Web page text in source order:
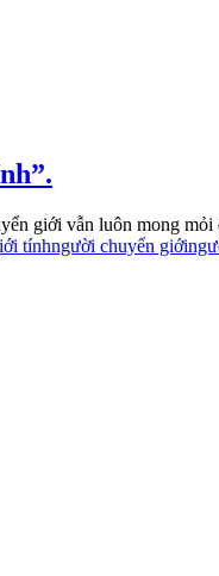
vẫn luôn mong mỏi
tínhngười chuyển giới